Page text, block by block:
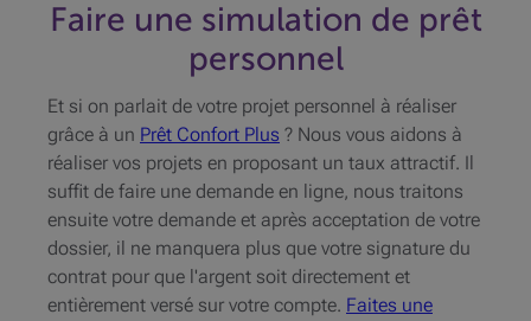
Faire une simulation de prêt
personnel
Et si on parlait de votre projet personnel à réaliser
grâce à un Prêt Confort Plus ? Nous vous aidons à
réaliser vos projets en proposant un taux attractif. Il
suffit de faire une demande en ligne, nous traitons
ensuite votre demande et après acceptation de votre
dossier, il ne manquera plus que votre signature du
contrat pour que l'argent soit directement et
entièrement versé sur votre compte. Faites une